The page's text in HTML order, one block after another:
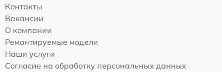
Контакты
Вакансии
О компании
Ремонтируемые модели
Наши услуги
Согласие на обработку персональных данных